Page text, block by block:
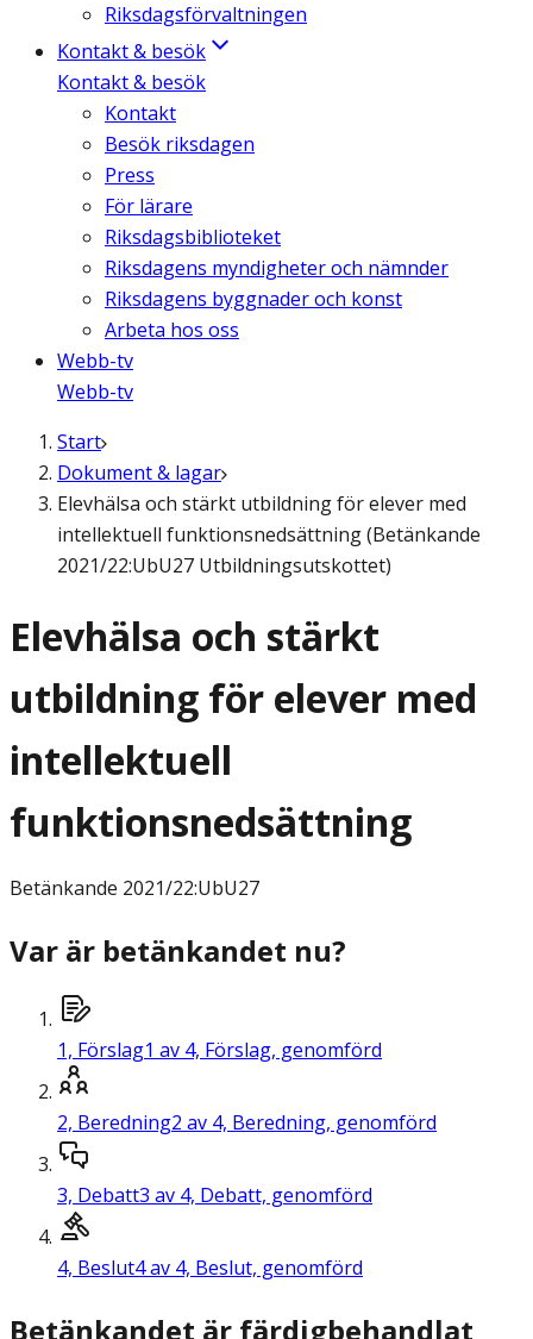
Riksdagsförvaltningen
Kontakt & besök
Kontakt & besök
Kontakt
Besök riksdagen
Press
För lärare
Riksdagsbiblioteket
Riksdagens myndigheter och nämnder
Riksdagens byggnader och konst
Arbeta hos oss
Webb-tv
Webb-tv
Start
Dokument & lagar
Elevhälsa och stärkt utbildning för elever med
intellektuell funktionsnedsättning (Betänkande
2021/22:UbU27 Utbildningsutskottet)
Elevhälsa och stärkt
utbildning för elever med
intellektuell
funktionsnedsättning
Betänkande 2021/22:UbU27
Var är betänkandet nu?
1, Förslag1 av 4, Förslag, genomförd
2, Beredning2 av 4, Beredning, genomförd
3, Debatt3 av 4, Debatt, genomförd
4, Beslut4 av 4, Beslut, genomförd
Betänkandet är färdigbehandlat